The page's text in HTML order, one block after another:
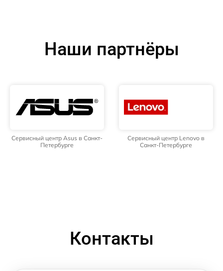
Наши партнёры
Сервисный центр Asus в Санкт-
Петербурге
Сервисный центр Lenovo в
Санкт-Петербурге
Контакты